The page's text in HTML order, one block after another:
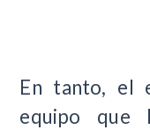
En tanto, el
equipo que